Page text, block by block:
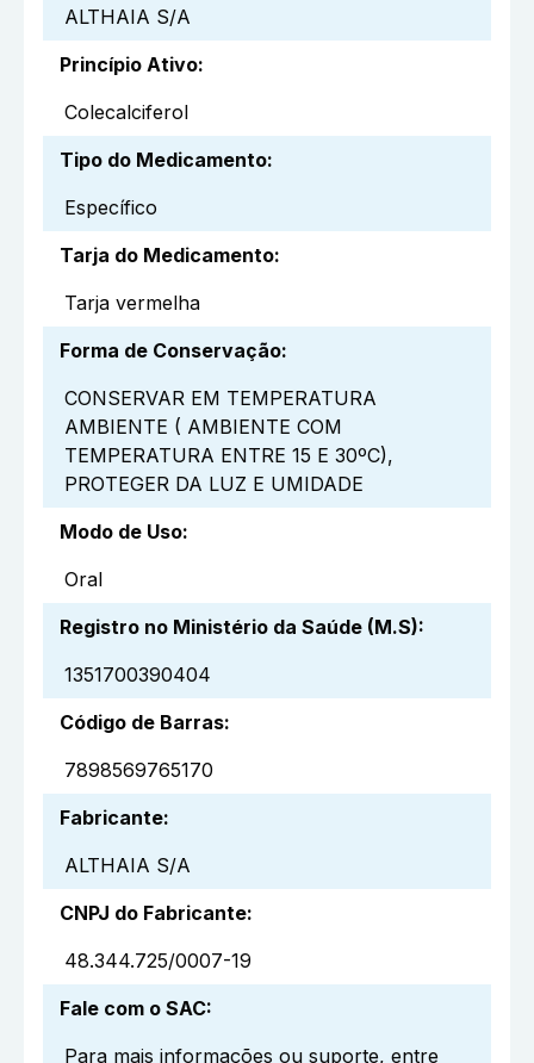
ALTHAIA S/A
Princípio Ativo:
Colecalciferol
Tipo do Medicamento:
Específico
Tarja do Medicamento:
Tarja vermelha
Forma de Conservação:
CONSERVAR EM TEMPERATURA
AMBIENTE ( AMBIENTE COM
TEMPERATURA ENTRE 15 E 30ºC),
PROTEGER DA LUZ E UMIDADE
Modo de Uso:
Oral
Registro no Ministério da Saúde (M.S):
1351700390404
Código de Barras:
7898569765170
Fabricante:
ALTHAIA S/A
CNPJ do Fabricante:
48.344.725/0007-19
Fale com o SAC:
Para mais informações ou suporte, entre